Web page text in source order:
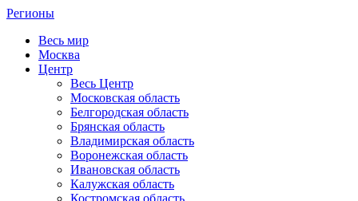
Регионы
Весь мир
Москва
Центр
Весь Центр
Московская область
Белгородская область
Брянская область
Владимирская область
Воронежская область
Ивановская область
Калужская область
Костромская область